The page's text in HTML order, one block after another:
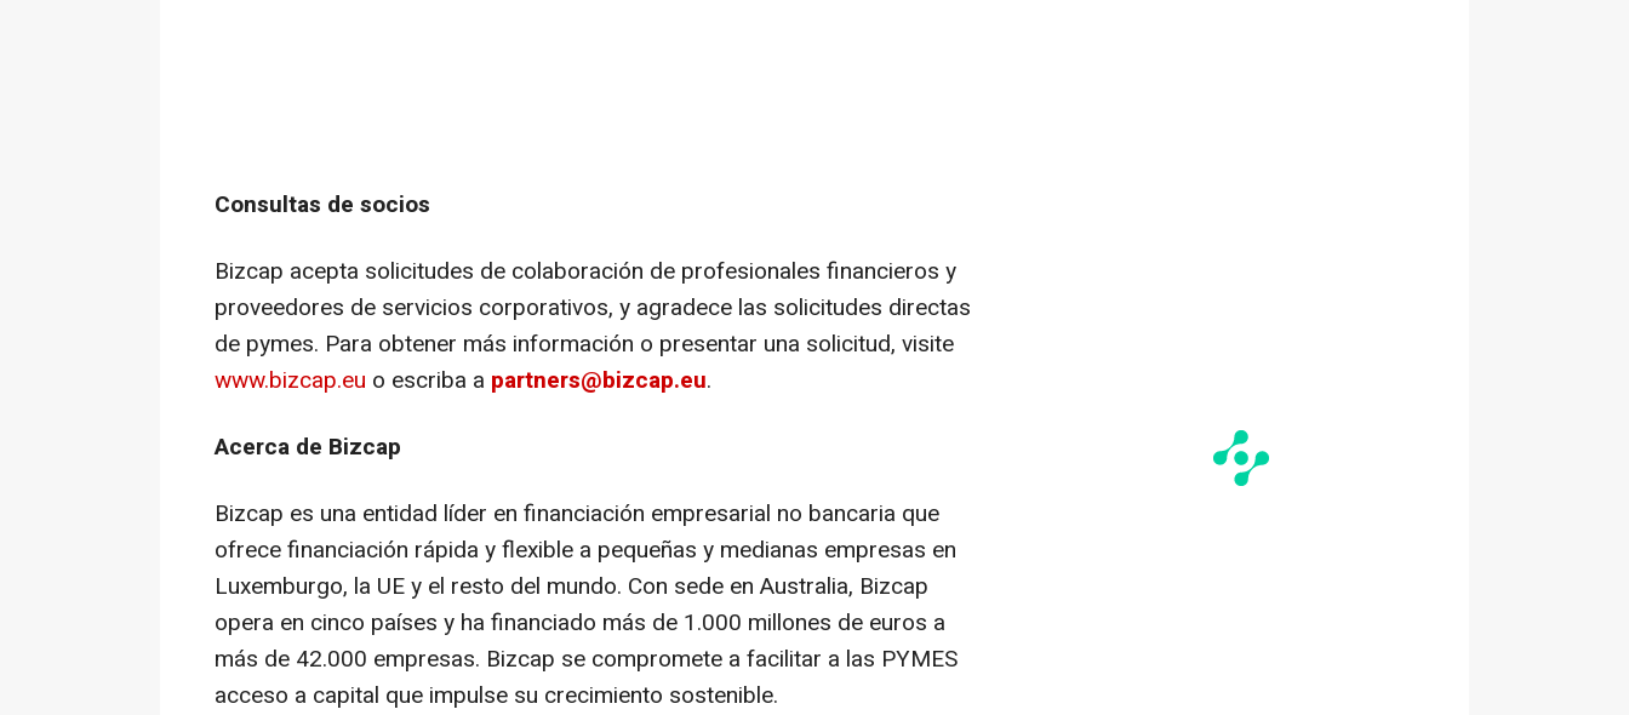
Consultas de socios
Bizcap acepta solicitudes de colaboración de profesionales financieros y
proveedores de servicios corporativos, y agradece las solicitudes directas
de pymes. Para obtener más información o presentar una solicitud, visite
www.bizcap.eu o escriba a partners@bizcap.eu.
Acerca de Bizcap
Bizcap es una entidad líder en financiación empresarial no bancaria que
ofrece financiación rápida y flexible a pequeñas y medianas empresas en
Luxemburgo, la UE y el resto del mundo. Con sede en Australia, Bizcap
opera en cinco países y ha financiado más de 1.000 millones de euros a
más de 42.000 empresas. Bizcap se compromete a facilitar a las PYMES
acceso a capital que impulse su crecimiento sostenible.